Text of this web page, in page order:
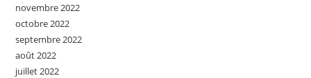
novembre 2022
octobre 2022
septembre 2022
août 2022
juillet 2022